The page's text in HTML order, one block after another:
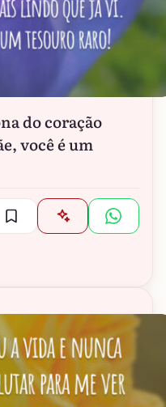
do coração
você é um